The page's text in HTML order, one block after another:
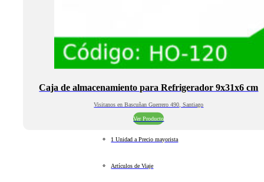
Caja de almacenamiento para Refrigerador 9x31x6 cm
Visitanos en Bascuñan Guerrero 490, Santiago
Ver Producto
1 Unidad a Precio mayorista
Artículos de Viaje